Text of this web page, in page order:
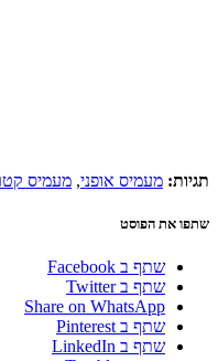
תגיות: מעמיס אופני, מעמיס
שתפו את הפוסט
שתף ב Facebook
שתף ב Twitter
Share on WhatsApp
שתף ב Pinterest
שתף ב LinkedIn